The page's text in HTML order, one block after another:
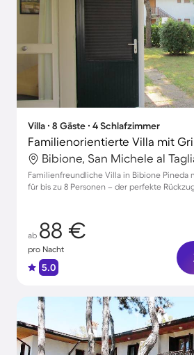
Villa ∙ 8 Gäste ∙ 4 Schlafzimmer
Bibione, San Michele al
Familienfreundliche Villa in Bibione Pineda
für bis zu 8 Personen – der perfekte
ab 88 €
pro Nacht
5.0